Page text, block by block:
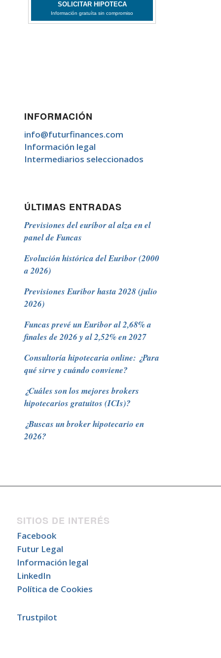
INFORMACIÓN
info@futurfinances.com
Información legal
Intermediarios seleccionados
ÚLTIMAS ENTRADAS
Previsiones del euríbor al alza en el
panel de Funcas
Evolución histórica del Euribor (2000
a 2026)
Previsiones Euribor hasta 2028 (julio
2026)
Funcas prevé un Euribor al 2,68% a
finales de 2026 y al 2,52% en 2027
Consultoría hipotecaria online: ¿Para
qué sirve y cuándo conviene?
¿Cuáles son los mejores brokers
hipotecarios gratuitos (ICIs)?
¿Buscas un broker hipotecario en
2026?
SITIOS DE INTERÉS
Facebook
Futur Legal
Información legal
LinkedIn
Política de Cookies
Trustpilot